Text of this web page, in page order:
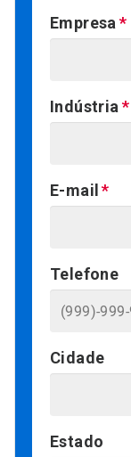
Empresa
Indústria
E-mail
Telefone
Cidade
Estado